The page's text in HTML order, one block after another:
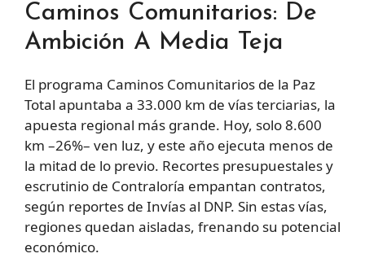
Caminos Comunitarios: De
Ambición A Media Teja
El programa Caminos Comunitarios de la Paz
Total apuntaba a 33.000 km de vías terciarias, la
apuesta regional más grande. Hoy, solo 8.600
km –26%– ven luz, y este año ejecuta menos de
la mitad de lo previo. Recortes presupuestales y
escrutinio de Contraloría empantan contratos,
según reportes de Invías al DNP. Sin estas vías,
regiones quedan aisladas, frenando su potencial
económico.